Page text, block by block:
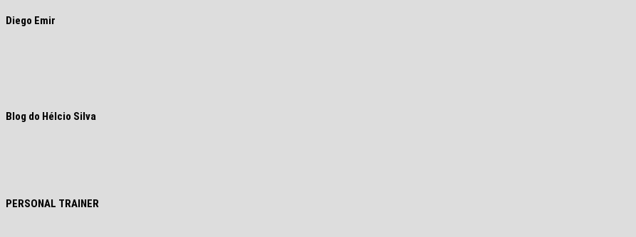
Diego Emir
Blog do Hélcio Silva
PERSONAL TRAINER